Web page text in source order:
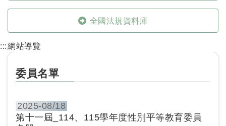
全國法規資料庫
:::網站導覽
委員名單
2025-08/18
第十一屆_114、115學年度性別平等教育委員